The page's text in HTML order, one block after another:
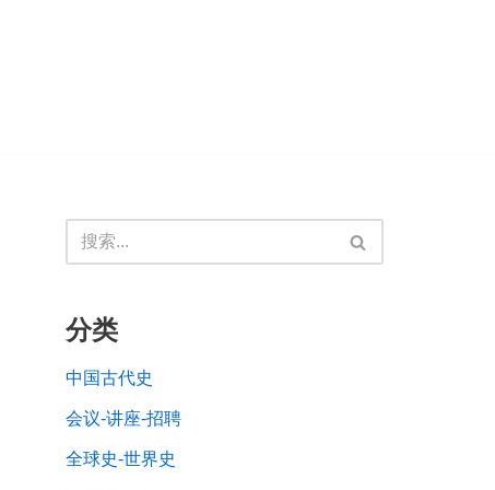
分类
中国古代史
会议-讲座-招聘
全球史-世界史